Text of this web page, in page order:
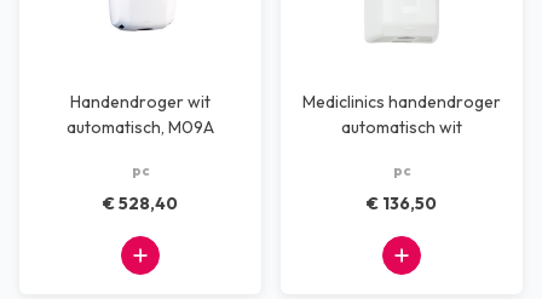
Handendroger wit
automatisch, M09A
pc
€ 528,40
Mediclinics handendroger
automatisch wit
pc
€ 136,50